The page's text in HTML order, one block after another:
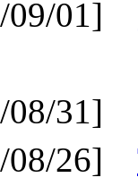
09/01]
08/31]
08/26]